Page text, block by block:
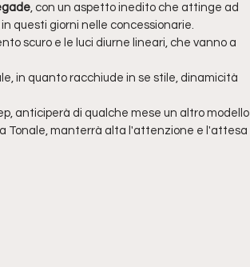
, con un aspetto inedito che attinge ad
in questi giorni nelle concessionarie.
scuro e le luci diurne lineari, che vanno a
in quanto racchiude in se stile, dinamicità
anticiperà di qualche mese un altro modello
Tonale, manterrà alta l'attenzione e l'attesa